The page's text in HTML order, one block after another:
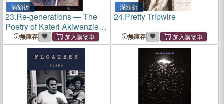
滿額折
23.Re-generations ― The
Poetry of Kateri Akiwenzie-
damm無庫存
滿額折
24.Pretty Tripwire
無庫存